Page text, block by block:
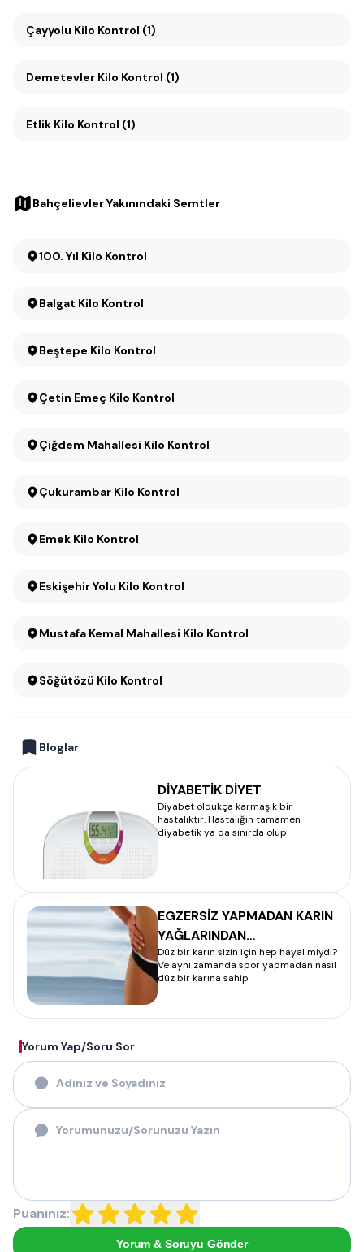
Çayyolu Kilo Kontrol (1)
Demetevler Kilo Kontrol (1)
Etlik Kilo Kontrol (1)
Bahçelievler Yakınındaki Semtler
100. Yıl Kilo Kontrol
Balgat Kilo Kontrol
Beştepe Kilo Kontrol
Çetin Emeç Kilo Kontrol
Çiğdem Mahallesi Kilo Kontrol
Çukurambar Kilo Kontrol
Emek Kilo Kontrol
Eskişehir Yolu Kilo Kontrol
Mustafa Kemal Mahallesi Kilo Kontrol
Söğütözü Kilo Kontrol
Bloglar
DİYABETİK DİYET
Diyabet oldukça karmaşık bir
hastalıktır. Hastalığın tamamen
diyabetik ya da sınırda olup
EGZERSİZ YAPMADAN KARIN
YAĞLARINDAN
KURTULMANIN 14 BASİT
YOLU
Düz bir karın sizin için hep hayal miydi?
Ve aynı zamanda spor yapmadan nasıl
düz bir karına sahip
Yorum Yap/Soru Sor
Puanınız:
Yorum & Soruyu Gönder